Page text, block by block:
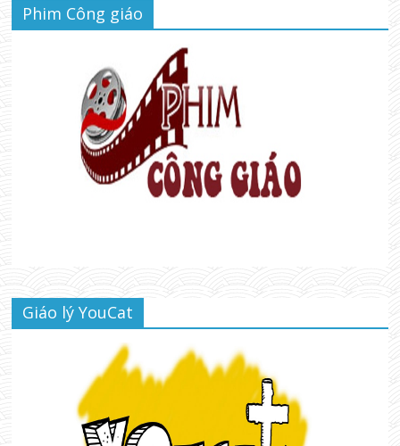
Phim Công giáo
Giáo lý YouCat